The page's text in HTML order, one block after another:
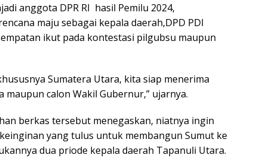
anggota DPR RI hasil Pemilu 2024,
maju sebagai kepala daerah,DPD PDI
ikut pada kontestasi pilgubsu maupun
Sumatera Utara, kita siap menerima
calon Wakil Gubernur,” ujarnya.
berkas tersebut menegaskan, niatnya ingin
yang tulus untuk membangun Sumut ke
dua priode kepala daerah Tapanuli Utara.